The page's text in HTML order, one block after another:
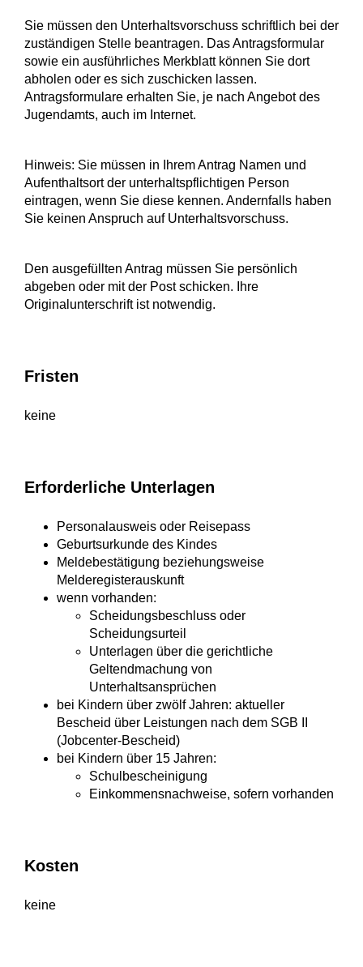
Sie müssen den Unterhaltsvorschuss schriftlich bei der
zuständigen Stelle beantragen. Das Antragsformular
sowie ein ausführliches Merkblatt können Sie dort
abholen oder es sich zuschicken lassen.
Antragsformulare erhalten Sie, je nach Angebot des
Jugendamts, auch im Internet.
Hinweis: Sie müssen in Ihrem Antrag Namen und
Aufenthaltsort der unterhaltspflichtigen Person
eintragen, wenn Sie diese kennen. Andernfalls haben
Sie keinen Anspruch auf Unterhaltsvorschuss.
Den ausgefüllten Antrag müssen Sie persönlich
abgeben oder mit der Post schicken. Ihre
Originalunterschrift ist notwendig.
Fristen
keine
Erforderliche Unterlagen
Personalausweis oder Reisepass
Geburtsurkunde des Kindes
Meldebestätigung beziehungsweise
Melderegisterauskunft
wenn vorhanden:
Scheidungsbeschluss oder
Scheidungsurteil
Unterlagen über die gerichtliche
Geltendmachung von
Unterhaltsansprüchen
bei Kindern über zwölf Jahren: aktueller
Bescheid über Leistungen nach dem SGB II
(Jobcenter-Bescheid)
bei Kindern über 15 Jahren:
Schulbescheinigung
Einkommensnachweise, sofern vorhanden
Kosten
keine